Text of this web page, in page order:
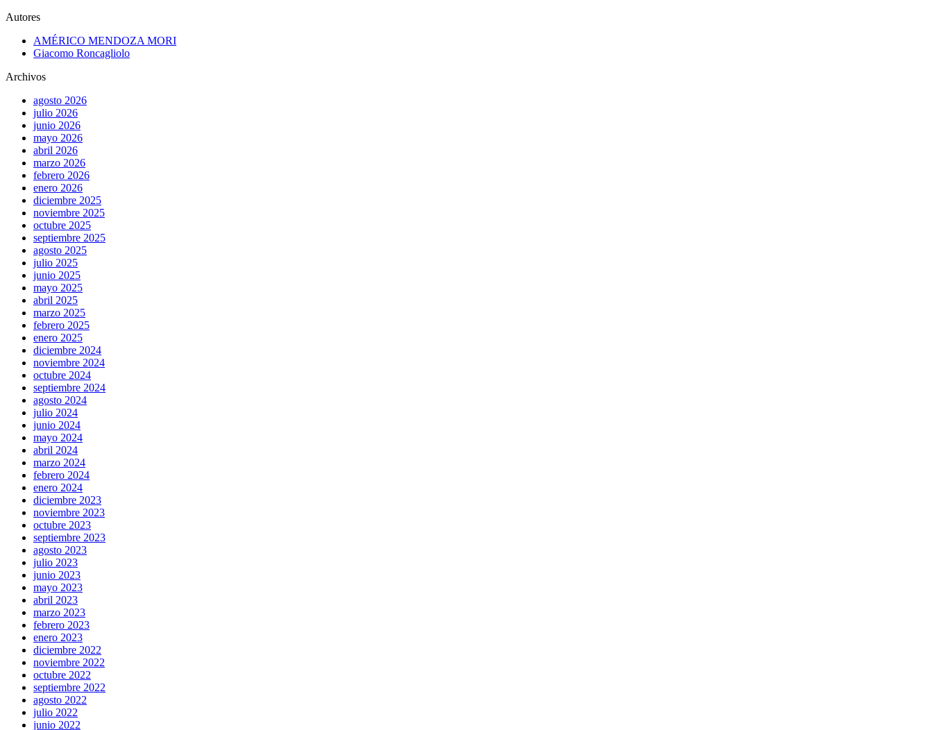
Autores
AMÉRICO MENDOZA MORI
Giacomo Roncagliolo
Archivos
agosto 2026
julio 2026
junio 2026
mayo 2026
abril 2026
marzo 2026
febrero 2026
enero 2026
diciembre 2025
noviembre 2025
octubre 2025
septiembre 2025
agosto 2025
julio 2025
junio 2025
mayo 2025
abril 2025
marzo 2025
febrero 2025
enero 2025
diciembre 2024
noviembre 2024
octubre 2024
septiembre 2024
agosto 2024
julio 2024
junio 2024
mayo 2024
abril 2024
marzo 2024
febrero 2024
enero 2024
diciembre 2023
noviembre 2023
octubre 2023
septiembre 2023
agosto 2023
julio 2023
junio 2023
mayo 2023
abril 2023
marzo 2023
febrero 2023
enero 2023
diciembre 2022
noviembre 2022
octubre 2022
septiembre 2022
agosto 2022
julio 2022
junio 2022